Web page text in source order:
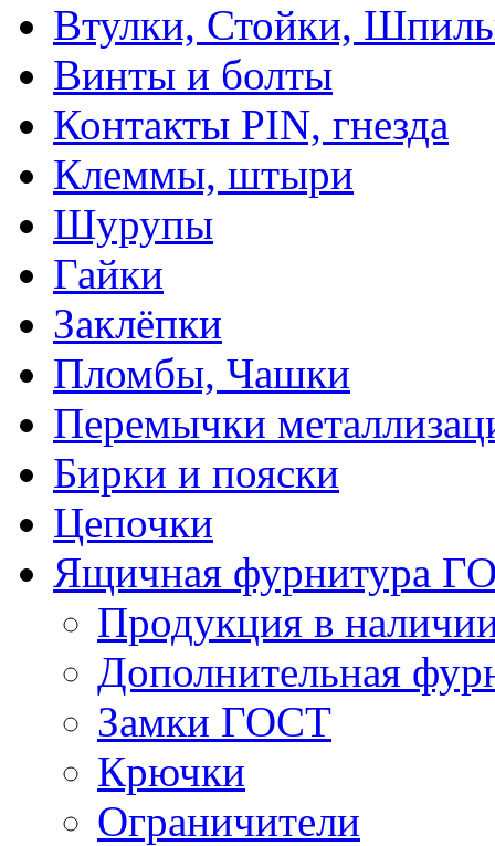
Втулки, Стойки,
Винты и болты
Контакты PIN, гнезда
Клеммы, штыри
Шурупы
Гайки
Заклёпки
Пломбы, Чашки
Перемычки
Бирки и пояски
Цепочки
Ящичная фурнитура
Продукция в
Дополнительная
Замки ГОСТ
Крючки
Ограничители